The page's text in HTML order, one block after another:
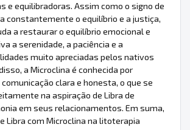
e equilibradoras. Assim como o signo de
constantemente o equilíbrio e a justiça,
a restaurar o equilíbrio emocional e
a serenidade, a paciência e a
muito apreciadas pelos nativos
a Microclina é conhecida por
clara e honesta, o que se
na aspiração de Libra de
em seus relacionamentos. Em suma,
Libra com Microclina na litoterapia